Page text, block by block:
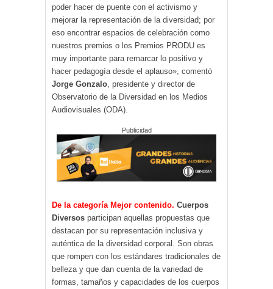
poder hacer de puente con el activismo y
mejorar la representación de la diversidad; por
eso encontrar espacios de celebración como
nuestros premios o los Premios PRODU es
muy importante para remarcar lo positivo y
hacer pedagogía desde el aplauso», comentó
Jorge Gonzalo, presidente y director de
Observatorio de la Diversidad en los Medios
Audiovisuales (ODA).
Publicidad
De la categoría Mejor contenido. Cuerpos
Diversos participan aquellas propuestas que
destacan por su representación inclusiva y
auténtica de la diversidad corporal. Son obras
que rompen con los estándares tradicionales de
belleza y que dan cuenta de la variedad de
formas, tamaños y capacidades de los cuerpos